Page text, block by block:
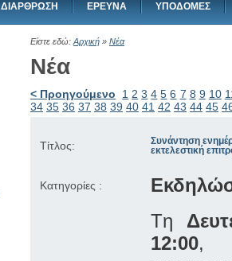
ΔΙΑΡΘΡΩΣΗ ΕΡΕΥΝΑ ΥΠΟΔΟΜΕΣ
Είστε εδώ: Αρχική » Νέα
Νέα
< Προηγούμενο 1 2 3 4 5 6 7 8 9 10
34 35 36 37 38 39 40 41 42 43 44 45
Τίτλος:
Συνάντηση
εκτελεστική
Κατηγορίες :
Tη
12:00,